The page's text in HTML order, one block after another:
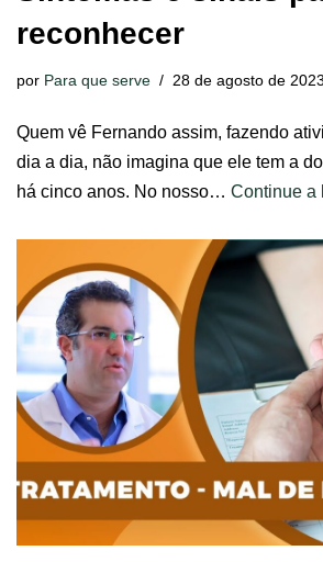
reconhecer
por Para que serve 28 de agosto de 2023
Quem vê Fernando assim, fazendo
dia a dia, não imagina que ele tem a
há cinco anos. No nosso… Continue a